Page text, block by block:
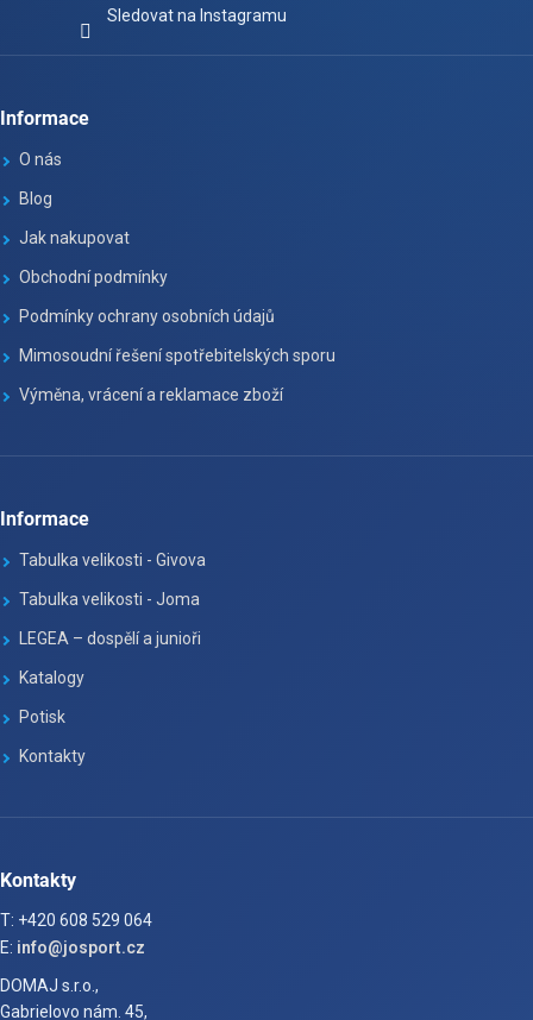
Sledovat na Instagramu
Informace
O nás
Blog
Jak nakupovat
Obchodní podmínky
Podmínky ochrany osobních údajů
Mimosoudní řešení spotřebitelských sporu
Výměna, vrácení a reklamace zboží
Informace
Tabulka velikosti - Givova
Tabulka velikosti - Joma
LEGEA – dospělí a junioři
Katalogy
Potisk
Kontakty
Kontakty
T: +420 608 529 064
E: info@josport.cz
DOMAJ s.r.o.,
Gabrielovo nám. 45,